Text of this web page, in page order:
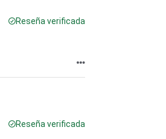
Reseña verificada
Reseña verificada